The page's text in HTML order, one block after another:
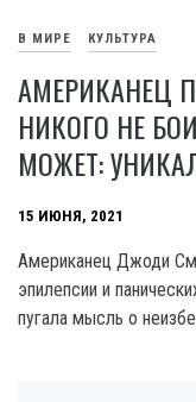
В МИРЕ КУЛЬТУРА
АМЕРИКАНЕЦ
НИКОГО НЕ
МОЖЕТ:
15 ИЮНЯ, 2021
Американец Джоди
эпилепсии и
пугала мысль о